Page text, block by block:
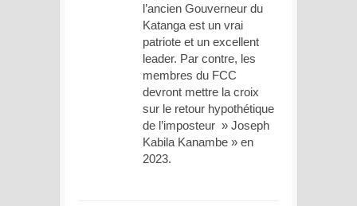
l’ancien Gouverneur du
Katanga est un vrai
patriote et un excellent
leader. Par contre, les
membres du FCC
devront mettre la croix
sur le retour hypothétique
de l’imposteur » Joseph
Kabila Kanambe » en
2023.